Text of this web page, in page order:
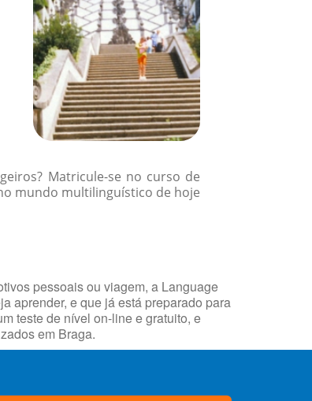
Matricule-se no curso de
mundo multilinguístico de hoje
pessoais ou viagem, a Language
aprender, e que já está preparado para
teste de nível on-line e gratuito, e
em Braga.